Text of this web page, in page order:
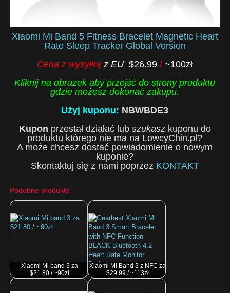
Xiaomi Mi Band 5 Fitness Bracelet Magnetic Heart
Rate Sleep Tracker Global Version
Cena z wysyłkąz EU:$26.99/~100zł
Kliknij na obrazek aby przejść do strony produktu
gdzie możesz dokonać zakupu.
Użyj kuponu: NBWBDE3
Kupon przestał działać lub szukaszkuponu do
produktu którego nie ma na LowcyChin.pl?
A może chcesz dostać powiadomienie o nowym
kuponie?
Skontaktuj się z nami poprzez KONTAKT
Podobne produkty:
Xiaomi Mi band 3 za
$21.80 / ~90zł
Xiaomi Mi Band 3 z NFC za
$29.99 / ~113zł